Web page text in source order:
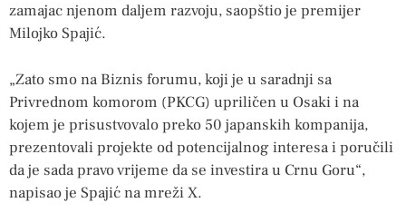
zamajac njenom daljem razvoju, saopštio je premijer
Milojko Spajić.
„Zato smo na Biznis forumu, koji je u saradnji sa
Privrednom komorom (PKCG) upriličen u Osaki i na
kojem je prisustvovalo preko 50 japanskih kompanija,
prezentovali projekte od potencijalnog interesa i poručili
da je sada pravo vrijeme da se investira u Crnu Goru“,
napisao je Spajić na mreži X.